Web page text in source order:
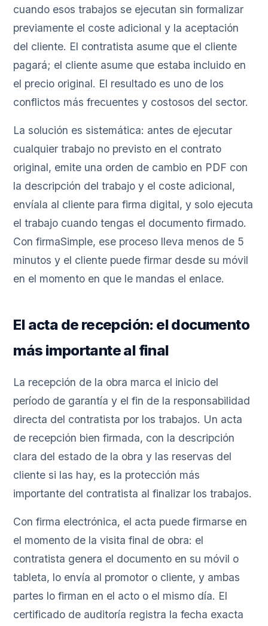
cuando esos trabajos se ejecutan sin formalizar
previamente el coste adicional y la aceptación
del cliente. El contratista asume que el cliente
pagará; el cliente asume que estaba incluido en
el precio original. El resultado es uno de los
conflictos más frecuentes y costosos del sector.
La solución es sistemática: antes de ejecutar
cualquier trabajo no previsto en el contrato
original, emite una orden de cambio en PDF con
la descripción del trabajo y el coste adicional,
envíala al cliente para firma digital, y solo ejecuta
el trabajo cuando tengas el documento firmado.
Con firmaSimple, ese proceso lleva menos de 5
minutos y el cliente puede firmar desde su móvil
en el momento en que le mandas el enlace.
El acta de recepción: el documento
más importante al final
La recepción de la obra marca el inicio del
período de garantía y el fin de la responsabilidad
directa del contratista por los trabajos. Un acta
de recepción bien firmada, con la descripción
clara del estado de la obra y las reservas del
cliente si las hay, es la protección más
importante del contratista al finalizar los trabajos.
Con firma electrónica, el acta puede firmarse en
el momento de la visita final de obra: el
contratista genera el documento en su móvil o
tableta, lo envía al promotor o cliente, y ambas
partes lo firman en el acto o el mismo día. El
certificado de auditoría registra la fecha exacta